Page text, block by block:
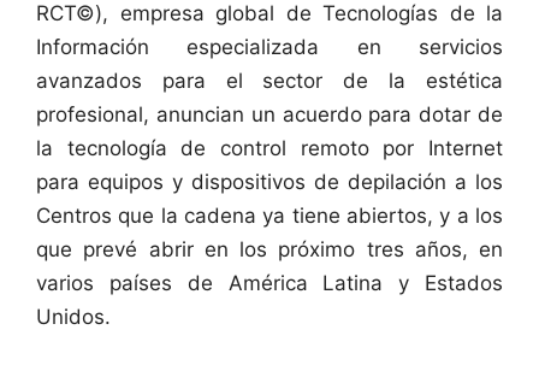
RCT©), empresa global de Tecnologías de la
Información especializada en servicios
avanzados para el sector de la estética
profesional, anuncian un acuerdo para dotar de
la tecnología de control remoto por Internet
para equipos y dispositivos de depilación a los
Centros que la cadena ya tiene abiertos, y a los
que prevé abrir en los próximo tres años, en
varios países de América Latina y Estados
Unidos.